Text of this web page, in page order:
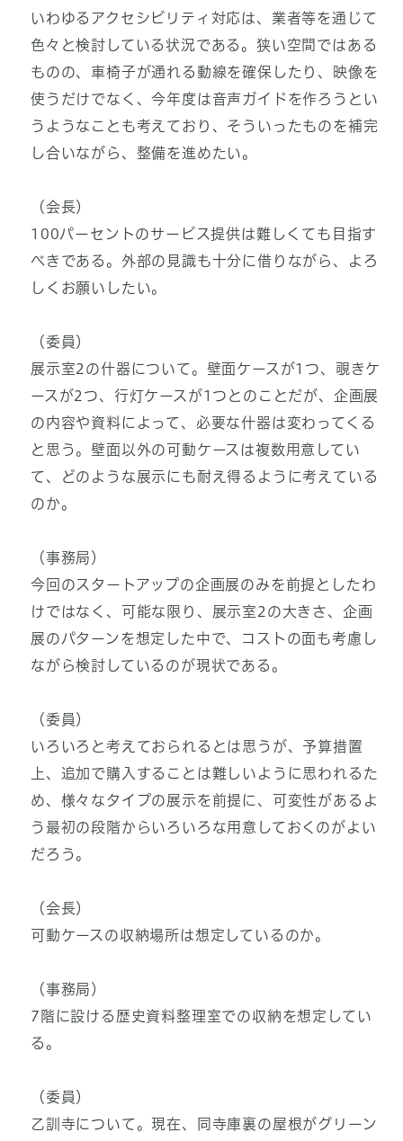
いわゆるアクセシビリティ対応は、業者等を通じて
色々と検討している状況である。狭い空間ではある
ものの、車椅子が通れる動線を確保したり、映像を
使うだけでなく、今年度は音声ガイドを作ろうとい
うようなことも考えており、そういったものを補完
し合いながら、整備を進めたい。
（会長）
100パーセントのサービス提供は難しくても目指す
べきである。外部の見識も十分に借りながら、よろ
しくお願いしたい。
（委員）
展示室2の什器について。壁面ケースが1つ、覗きケ
ースが2つ、行灯ケースが1つとのことだが、企画展
の内容や資料によって、必要な什器は変わってくる
と思う。壁面以外の可動ケースは複数用意してい
て、どのような展示にも耐え得るように考えている
のか。
（事務局）
今回のスタートアップの企画展のみを前提としたわ
けではなく、可能な限り、展示室2の大きさ、企画
展のパターンを想定した中で、コストの面も考慮し
ながら検討しているのが現状である。
（委員）
いろいろと考えておられるとは思うが、予算措置
上、追加で購入することは難しいように思われるた
め、様々なタイプの展示を前提に、可変性があるよ
う最初の段階からいろいろな用意しておくのがよい
だろう。
（会長）
可動ケースの収納場所は想定しているのか。
（事務局）
7階に設ける歴史資料整理室での収納を想定してい
る。
（委員）
乙訓寺について。現在、同寺庫裏の屋根がグリーン